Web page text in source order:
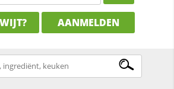
AANMELDEN